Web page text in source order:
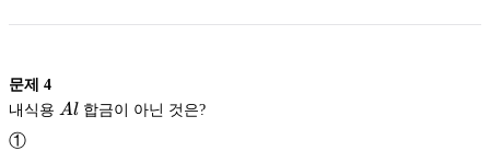
문제 4
내식용 Al
Al
①